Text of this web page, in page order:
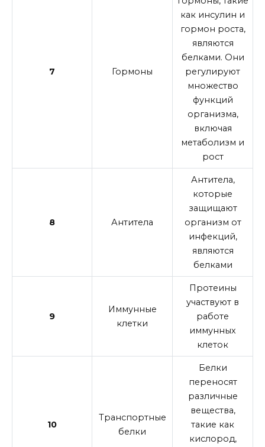
7 Гормоны
как инсулин и
гормон роста,
являются
белками. Они
регулируют
множество
функций
организма,
включая
метаболизм и
рост
8 Антитела
Антитела,
которые
защищают
организм от
инфекций,
являются
белками
9
Иммунные
клетки
Протеины
участвуют в
работе
иммунных
клеток
10
Транспортные
белки
Белки
переносят
различные
вещества,
такие как
кислород,